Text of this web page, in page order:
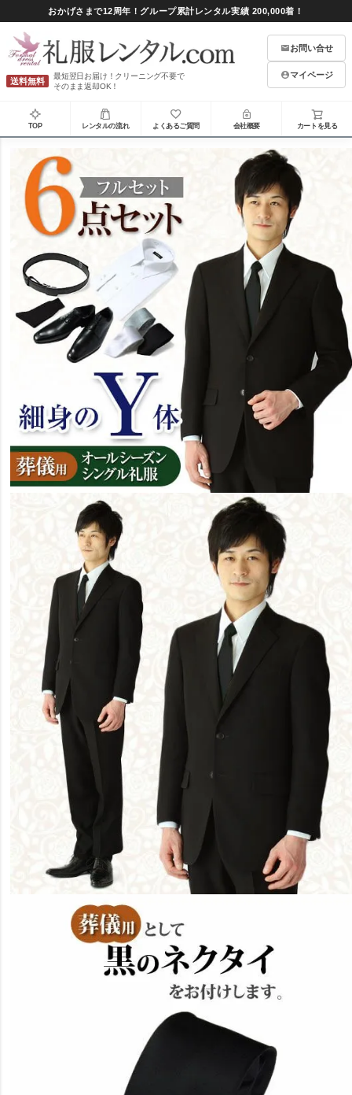
おかげさまで12周年！グループ累計レンタル実績 200,000着！
送料無料
最短翌日お届け！クリーニング不要で
そのまま返却OK！
お問い合せ
マイページ
TOP レンタルの流れ よくあるご質問 会社概要 カートを見る